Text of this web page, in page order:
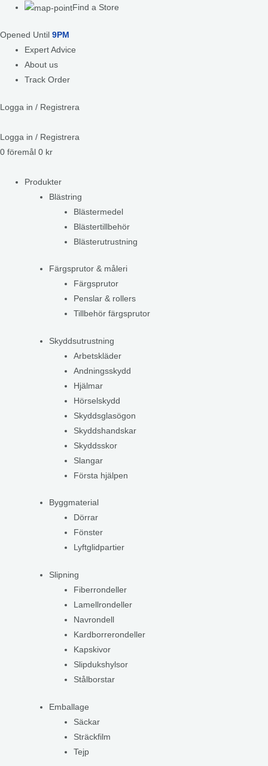
Find a Store
Opened Until 9PM
Expert Advice
About us
Track Order
Logga in / Registrera
Logga in / Registrera
0 föremål 0 kr
Produkter
Blästring
Blästermedel
Blästertillbehör
Blästerutrustning
Färgsprutor & måleri
Färgsprutor
Penslar & rollers
Tillbehör färgsprutor
Skyddsutrustning
Arbetskläder
Andningsskydd
Hjälmar
Hörselskydd
Skyddsglasögon
Skyddshandskar
Skyddsskor
Slangar
Första hjälpen
Byggmaterial
Dörrar
Fönster
Lyftglidpartier
Slipning
Fiberrondeller
Lamellrondeller
Navrondell
Kardborrerondeller
Kapskivor
Slipdukshylsor
Stålborstar
Emballage
Säckar
Sträckfilm
Tejp